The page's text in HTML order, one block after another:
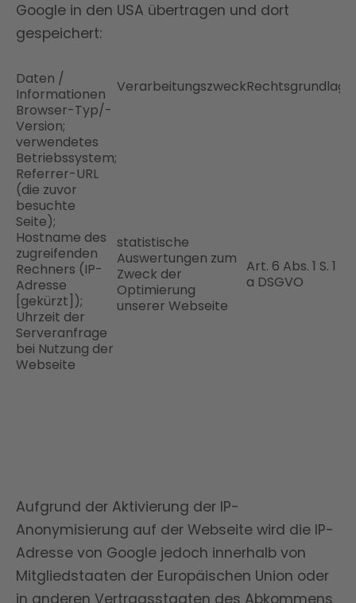
Google in den USA übertragen und dort
gespeichert:
Daten /
Informationen
VerarbeitungszweckRechtsgrundlage
Browser-Typ/-
Version;
verwendetes
Betriebssystem;
Referrer-URL
(die zuvor
besuchte
Seite);
Hostname des
zugreifenden
Rechners (IP-
Adresse
[gekürzt]);
Uhrzeit der
Serveranfrage
bei Nutzung der
Webseite
statistische
Auswertungen zum
Zweck der
Optimierung
unserer Webseite
Art. 6 Abs. 1 S. 1 lit.
a DSGVO
Aufgrund der Aktivierung der IP-
Anonymisierung auf der Webseite wird die IP-
Adresse von Google jedoch innerhalb von
Mitgliedstaaten der Europäischen Union oder
in anderen Vertragsstaaten des Abkommens